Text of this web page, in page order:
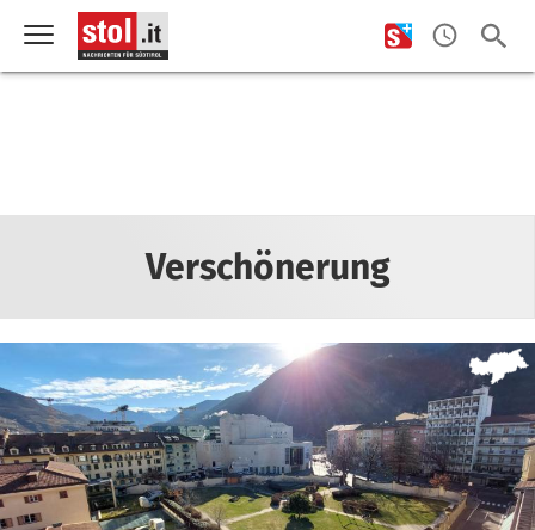
Verschönerung